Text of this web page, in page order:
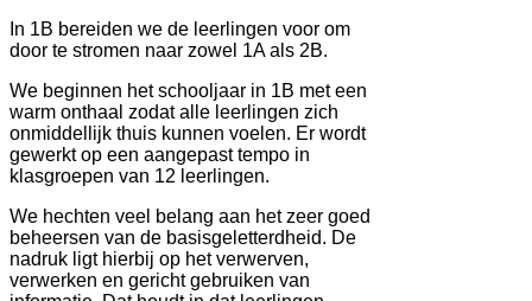
In 1B bereiden we de leerlingen voor om
door te stromen naar zowel 1A als 2B.
We beginnen het schooljaar in 1B met een
warm onthaal zodat alle leerlingen zich
onmiddellijk thuis kunnen voelen. Er wordt
gewerkt op een aangepast tempo in
klasgroepen van 12 leerlingen.
We hechten veel belang aan het zeer goed
beheersen van de basisgeletterdheid. De
nadruk ligt hierbij op het verwerven,
verwerken en gericht gebruiken van